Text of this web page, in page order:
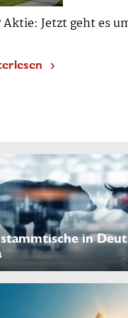
Aktie: Jetzt geht es
in